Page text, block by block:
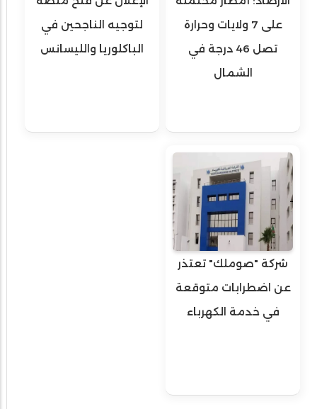
على 7 ولايات وحرارة
تصل 46 درجة في
الشمال
لتوجيه الناجحين في
الباكلوريا والليسانس
شركة "صوملك" تعتذر
عن اضطرابات متوقعة
في خدمة الكهرباء